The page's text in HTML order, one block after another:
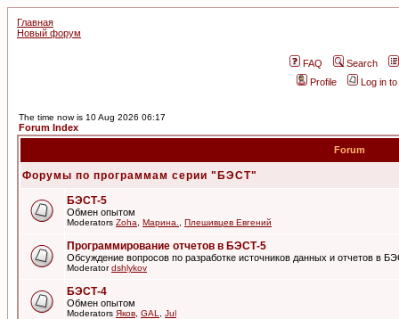
Главная
Новый форум
FAQ
Search
Profile
Log in
The time now is 10 Aug 2026 06:17
Forum Index
Forum
Форумы по программам серии "БЭСТ"
БЭСТ-5
Обмен опытом
Moderators Zoha Марина. Плешивцев Евгений
Программирование отчетов в БЭСТ-5
Обсуждение вопросов по разработке источников данных и отчетов в
Moderatordshlykov
БЭСТ-4
Обмен опытом
Moderators Яков GAL Jul